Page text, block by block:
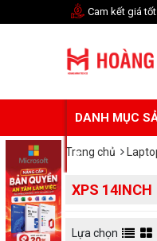
Cam kết giá
DANH MỤC
Trang chủ
XPS 14INCH
Lựa chọn